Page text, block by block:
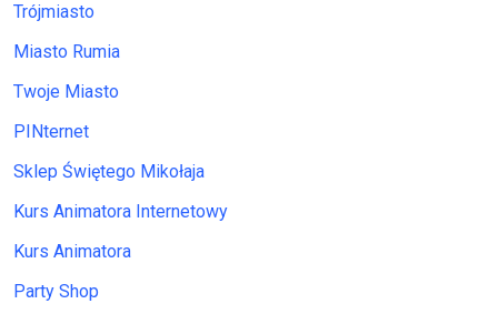
Trójmiasto
Miasto Rumia
Twoje Miasto
PINternet
Sklep Świętego Mikołaja
Kurs Animatora Internetowy
Kurs Animatora
Party Shop